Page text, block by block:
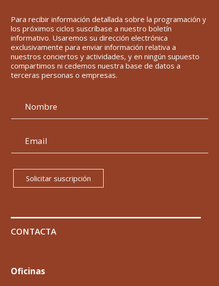
Para recibir información detallada sobre la programación y
los próximos ciclos suscríbase a nuestro boletín
informativo. Usaremos su dirección electrónica
exclusivamente para enviar información relativa a
nuestros conciertos y actividades, y en ningún supuesto
compartimos ni cedemos nuestra base de datos a
terceras personas o empresas.
Solicitar suscripción
CONTACTA
Oficinas